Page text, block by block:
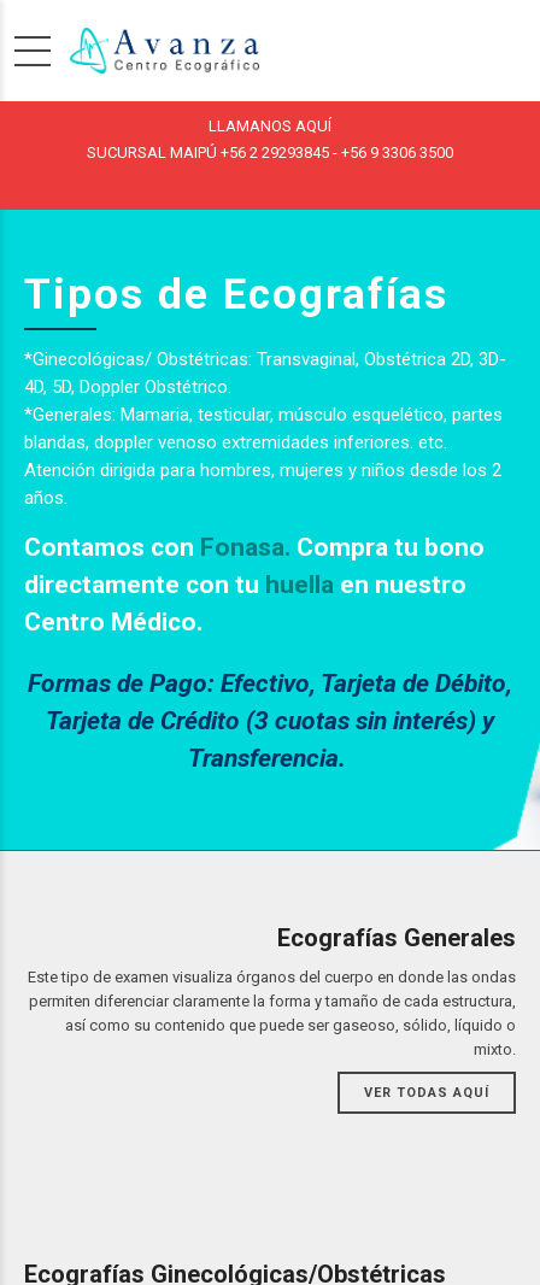
LLAMANOS AQUÍ
SUCURSAL MAIPÚ +56 2 29293845 - +56 9 3306 3500
Tipos de Ecografías
*Ginecológicas/ Obstétricas: Transvaginal, Obstétrica 2D, 3D-
4D, 5D, Doppler Obstétrico.
*Generales: Mamaria, testicular, músculo esquelético, partes
blandas, doppler venoso extremidades inferiores. etc.
Atención dirigida para hombres, mujeres y niños desde los 2
años.
Contamos con Fonasa. Compra tu bono
directamente con tu huella en nuestro
Centro Médico.
Formas de Pago: Efectivo, Tarjeta de Débito,
Tarjeta de Crédito (3 cuotas sin interés) y
Transferencia.
Ecografías Generales
Este tipo de examen visualiza órganos del cuerpo en donde las ondas
permiten diferenciar claramente la forma y tamaño de cada estructura,
así como su contenido que puede ser gaseoso, sólido, líquido o
mixto.
VER TODAS AQUÍ
Ecografías Ginecológicas/Obstétricas